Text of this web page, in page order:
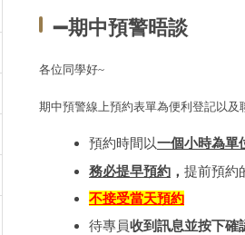
➖期中預警晤談
各位同學好~
期中預警線上預約表單為便利登記以及
預約時間以一個小時為單
務必提早預約， 提前預約
不接受當天預約
待專員收到訊息並按下確